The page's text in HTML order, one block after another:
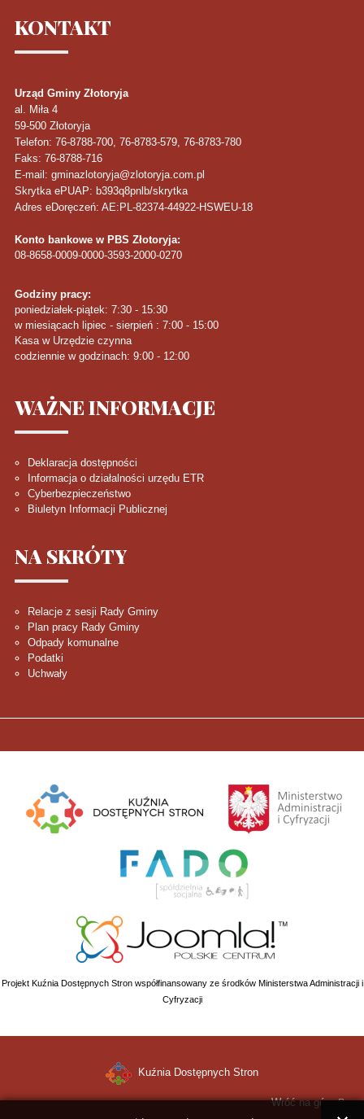
KONTAKT
Urząd Gminy Złotoryja
al. Miła 4
59-500 Złotoryja
Telefon: 76-8788-700, 76-8783-579, 76-8783-780
Faks: 76-8788-716
E-mail: gminazlotoryja@zlotoryja.com.pl
Skrytka ePUAP: b393q8pnlb/skrytka
Adres eDoręczeń: AE:PL-82374-44922-HSWEU-18
Konto bankowe w PBS Złotoryja:
08-8658-0009-0000-3593-2000-0270
Godziny pracy:
poniedziałek-piątek: 7:30 - 15:30
w miesiącach lipiec - sierpień : 7:00 - 15:00
Kasa w Urzędzie czynna
codziennie w godzinach: 9:00 - 12:00
WAŻNEINFORMACJE
Deklaracja dostępności
Informacja o działalności urzędu ETR
Cyberbezpieczeństwo
Biuletyn Informacji Publicznej
NA SKRÓTY
Relacje z sesji Rady Gminy
Plan pracy Rady Gminy
Odpady komunalne
Podatki
Uchwały
Projekt Kuźnia Dostępnych Stron współfinansowany ze środków Ministerstwa Administracji i
Cyfryzacji
Kuźnia Dostępnych Stron
Wróć na górę